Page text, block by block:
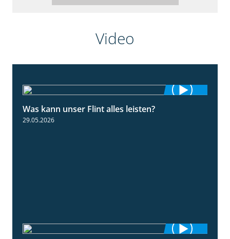
Video
Was kann unser Flint alles leisten?
29.05.2026